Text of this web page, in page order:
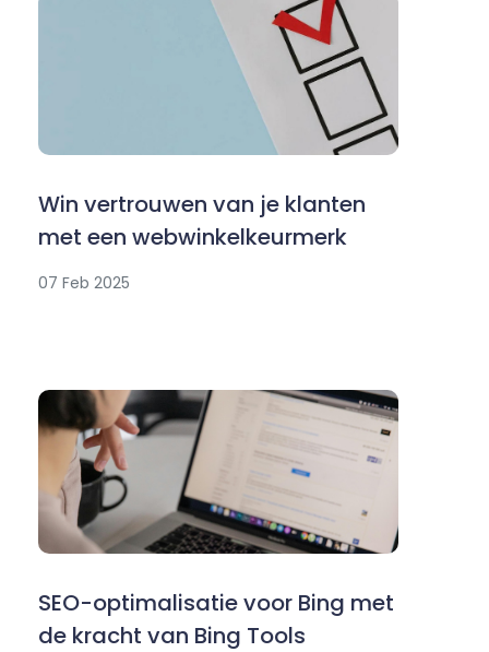
Win vertrouwen van je klanten
met een webwinkelkeurmerk
07 Feb 2025
SEO-optimalisatie voor Bing met
de kracht van Bing Tools